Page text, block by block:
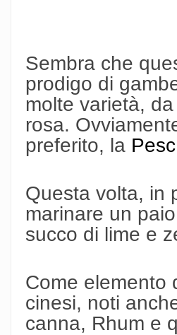
Sembra che
prodigo di
molte varietà,
rosa.
preferito, la
Questa volta, in
marinare un
succo di lime e
Come elemento
cinesi, noti
canna, Rhum e